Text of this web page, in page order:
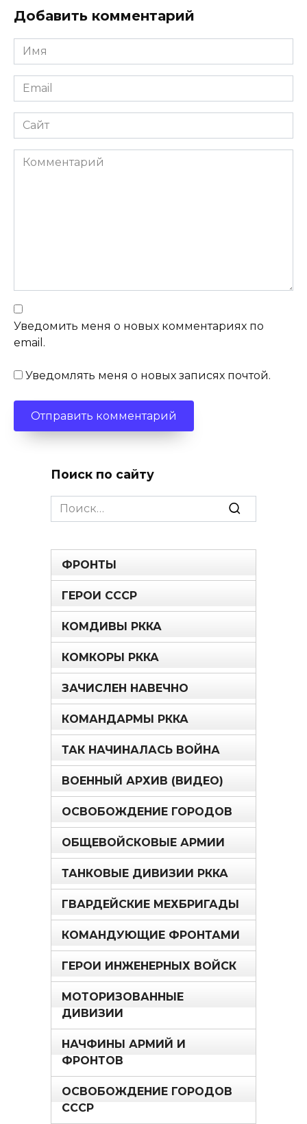
Добавить комментарий
Имя
Email
Сайт
Комментарий
Уведомить меня о новых комментариях по
email.
Уведомлять меня о новых записях почтой.
Поиск по сайту
Search
for:
ФРОНТЫ
ГЕРОИ СССР
КОМДИВЫ РККА
КОМКОРЫ РККА
ЗАЧИСЛЕН НАВЕЧНО
КОМАНДАРМЫ РККА
ТАК НАЧИНАЛАСЬ ВОЙНА
ВОЕННЫЙ АРХИВ (ВИДЕО)
ОСВОБОЖДЕНИЕ ГОРОДОВ
ОБЩЕВОЙСКОВЫЕ АРМИИ
ТАНКОВЫЕ ДИВИЗИИ РККА
ГВАРДЕЙСКИЕ МЕХБРИГАДЫ
КОМАНДУЮЩИЕ ФРОНТАМИ
ГЕРОИ ИНЖЕНЕРНЫХ ВОЙСК
МОТОРИЗОВАННЫЕ
ДИВИЗИИ
НАЧФИНЫ АРМИЙ И
ФРОНТОВ
ОСВОБОЖДЕНИЕ ГОРОДОВ
СССР